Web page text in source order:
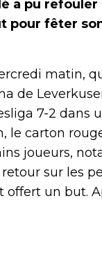
a pu refouler
pour fêter
matin,
de
7-2 dans
carton
joueurs,
sur les
offert un but.